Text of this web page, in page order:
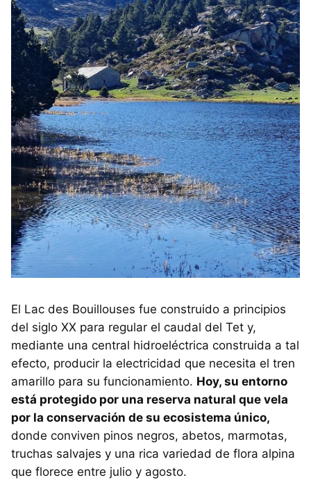
El Lac des Bouillouses fue construido a principios
del siglo XX para regular el caudal del Tet y,
mediante una central hidroeléctrica construida a tal
efecto, producir la electricidad que necesita el tren
amarillo para su funcionamiento. Hoy, su entorno
está protegido por una reserva natural que vela
por la conservación de su ecosistema único,
donde conviven pinos negros, abetos, marmotas,
truchas salvajes y una rica variedad de flora alpina
que florece entre julio y agosto.